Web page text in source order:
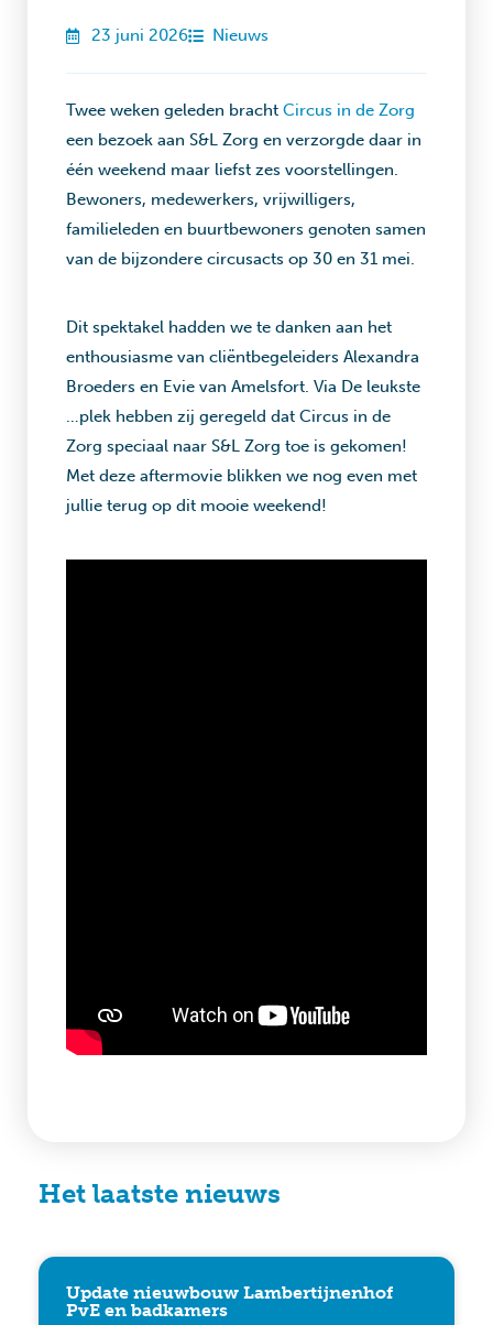
23 juni 2026 Nieuws
Twee weken geleden bracht Circus in de Zorg
een bezoek aan S&L Zorg en verzorgde daar in
één weekend maar liefst zes voorstellingen.
Bewoners, medewerkers, vrijwilligers,
familieleden en buurtbewoners genoten samen
van de bijzondere circusacts op 30 en 31 mei.
Dit spektakel hadden we te danken aan het
enthousiasme van cliëntbegeleiders Alexandra
Broeders en Evie van Amelsfort. Via De leukste
…plek hebben zij geregeld dat Circus in de
Zorg speciaal naar S&L Zorg toe is gekomen!
Met deze aftermovie blikken we nog even met
jullie terug op dit mooie weekend!
Het laatste nieuws
Update nieuwbouw Lambertijnenhof
PvE en badkamers